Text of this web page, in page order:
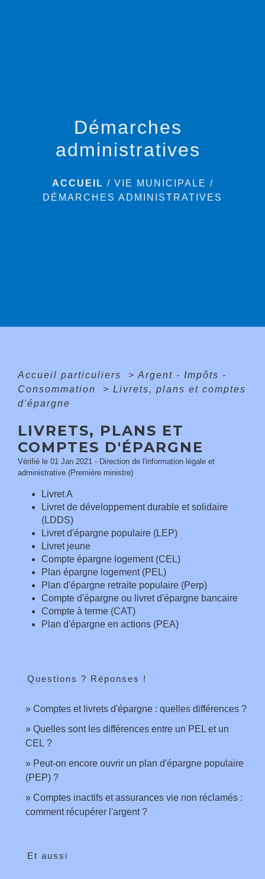
Démarches
administratives
ACCUEIL / VIE MUNICIPALE /
DÉMARCHES ADMINISTRATIVES
Accueil particuliers > Argent - Impôts -
Consommation
> Livrets, plans et comptes
d'épargne
LIVRETS, PLANS ET
COMPTES D'ÉPARGNE
Vérifié le 01 Jan 2021 - Direction de l'information légale et
administrative (Première ministre)
Livret A
Livret de développement durable et solidaire
(LDDS)
Livret d'épargne populaire (LEP)
Livret jeune
Compte épargne logement (CEL)
Plan épargne logement (PEL)
Plan d'épargne retraite populaire (Perp)
Compte d'épargne ou livret d'épargne bancaire
Compte à terme (CAT)
Plan d'épargne en actions (PEA)
Questions ? Réponses !
Comptes et livrets d'épargne : quelles différences ?
Quelles sont les différences entre un PEL et un
CEL ?
Peut-on encore ouvrir un plan d'épargne populaire
(PEP) ?
Comptes inactifs et assurances vie non réclamés :
comment récupérer l'argent ?
Et aussi